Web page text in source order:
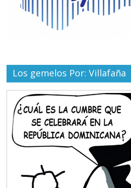
Los gemelos Por: Villafaña